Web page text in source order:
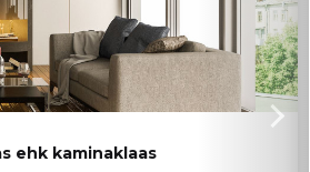
ehk kaminaklaas